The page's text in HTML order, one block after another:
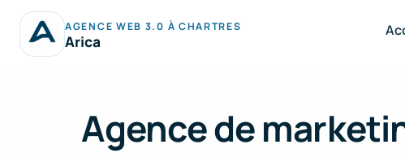
contenu
AGENCE WEB 3.0 À CHARTRES
Arica
Agence de